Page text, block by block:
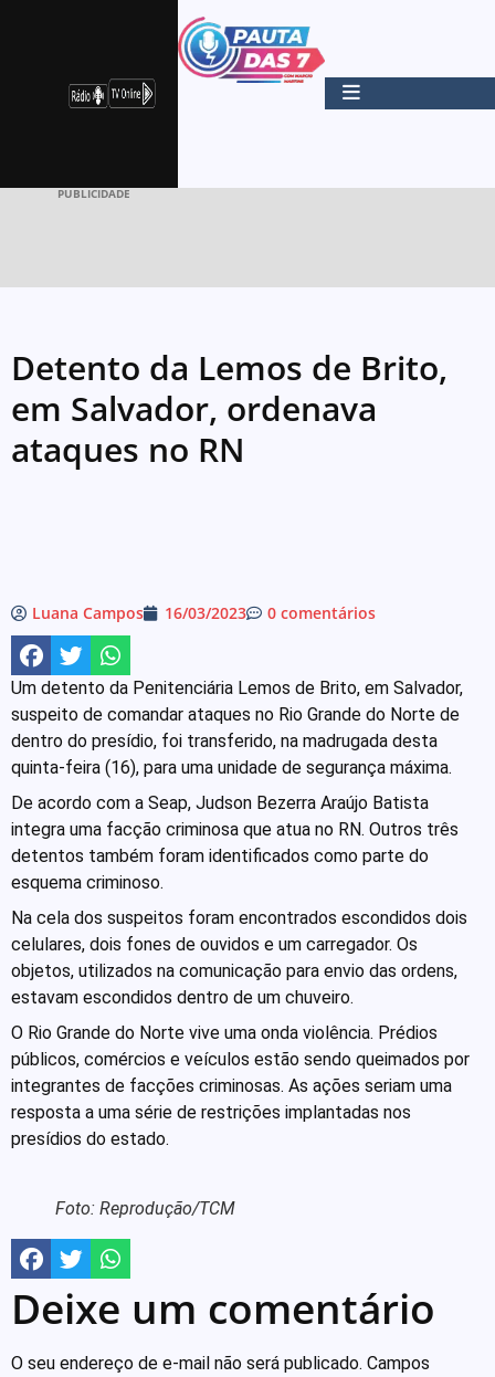
PUBLICIDADE
Detento da Lemos de Brito,
em Salvador, ordenava
ataques no RN
Luana Campos 16/03/2023 0 comentários
Um detento da Penitenciária Lemos de Brito, em Salvador,
suspeito de comandar ataques no Rio Grande do Norte de
dentro do presídio, foi transferido, na madrugada desta
quinta-feira (16), para uma unidade de segurança máxima.
De acordo com a Seap, Judson Bezerra Araújo Batista
integra uma facção criminosa que atua no RN. Outros três
detentos também foram identificados como parte do
esquema criminoso.
Na cela dos suspeitos foram encontrados escondidos dois
celulares, dois fones de ouvidos e um carregador. Os
objetos, utilizados na comunicação para envio das ordens,
estavam escondidos dentro de um chuveiro.
O Rio Grande do Norte vive uma onda violência. Prédios
públicos, comércios e veículos estão sendo queimados por
integrantes de facções criminosas. As ações seriam uma
resposta a uma série de restrições implantadas nos
presídios do estado.
Foto: Reprodução/TCM
Deixe um comentário
O seu endereço de e-mail não será publicado. Campos